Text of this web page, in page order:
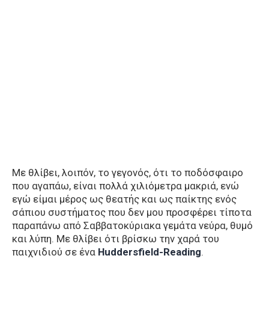
Με θλίβει, λοιπόν, το γεγονός, ότι το ποδόσφαιρο
που αγαπάω, είναι πολλά χιλιόμετρα μακριά, ενώ
εγώ είμαι μέρος ως θεατής και ως παίκτης ενός
σάπιου συστήματος που δεν μου προσφέρει τίποτα
παραπάνω από Σαββατοκύριακα γεμάτα νεύρα, θυμό
και λύπη. Με θλίβει ότι βρίσκω την χαρά του
παιχνιδιού σε ένα Huddersfield-Reading.